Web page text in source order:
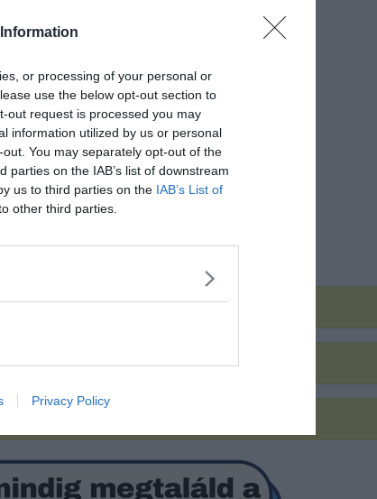
or processing of your personal or
use the below opt-out section to
out request is processed you may
information utilized by us or personal
You may separately opt-out of the
on the IAB’s list of downstream
us to third parties on the IAB’s List of
other third parties.
Privacy Policy